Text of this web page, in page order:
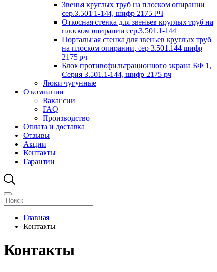
Звенья круглых труб на плоском опирании
сер.3.501.1-144, шифр 2175 РЧ
Откосная стенка для звеньев круглых труб на
плоском опирании сер.3.501.1-144
Портальная стенка для звеньев круглых труб
на плоском опирании, сер 3.501.144 шифр
2175 рч
Блок противофильтрационного экрана БФ 1,
Серия 3.501.1-144, шифр 2175 рч
Люки чугунные
О компании
Вакансии
FAQ
Производство
Оплата и доставка
Отзывы
Акции
Контакты
Гарантии
Главная
Контакты
Контакты